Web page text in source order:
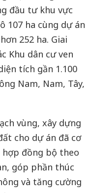
đầu tư khu vực
107 ha cùng dự án
252 ha. Giai
Khu dân cư ven
tích gần 1.100
Nam, Nam, Tây,
vùng, xây dựng
cho dự án đã cơ
đồng bộ theo
góp phần thúc
và tăng cường